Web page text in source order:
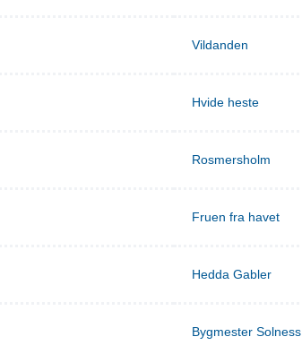
Vildanden
Hvide heste
Rosmersholm
Fruen fra havet
Hedda Gabler
Bygmester Solness